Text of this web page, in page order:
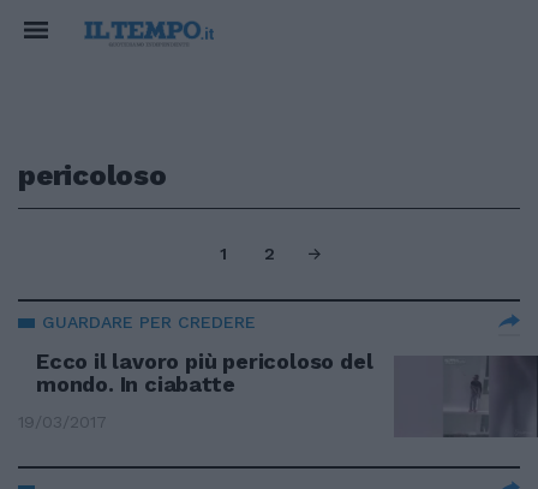
pericoloso
1 2
GUARDARE PER CREDERE
Ecco il lavoro più pericoloso del
mondo. In ciabatte
19/03/2017